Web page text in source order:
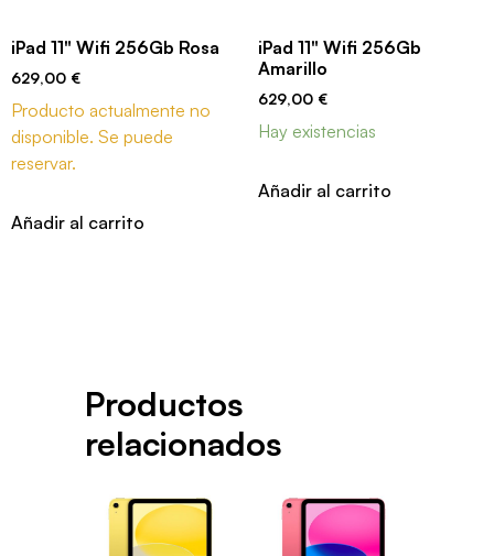
iPad 11" Wifi 256Gb Rosa
629,00 €
Producto actualmente no
disponible. Se puede
reservar.
Añadir al carrito
iPad 11" Wifi 256Gb
Amarillo
629,00 €
Hay existencias
Añadir al carrito
Productos
relacionados